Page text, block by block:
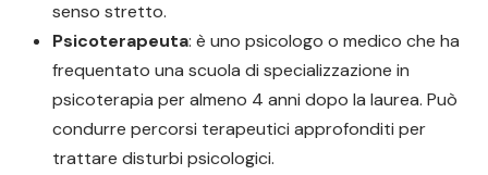
senso stretto.
Psicoterapeuta: è uno psicologo o medico che ha
frequentato una scuola di specializzazione in
psicoterapia per almeno 4 anni dopo la laurea. Può
condurre percorsi terapeutici approfonditi per
trattare disturbi psicologici.